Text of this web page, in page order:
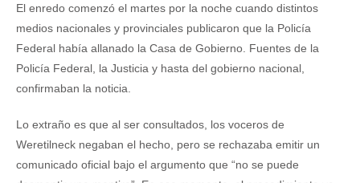
El enredo comenzó el martes por la noche cuando distintos
medios nacionales y provinciales publicaron que la Policía
Federal había allanado la Casa de Gobierno. Fuentes de la
Policía Federal, la Justicia y hasta del gobierno nacional,
confirmaban la noticia.
Lo extraño es que al ser consultados, los voceros de
Weretilneck negaban el hecho, pero se rechazaba emitir un
comunicado oficial bajo el argumento que “no se puede